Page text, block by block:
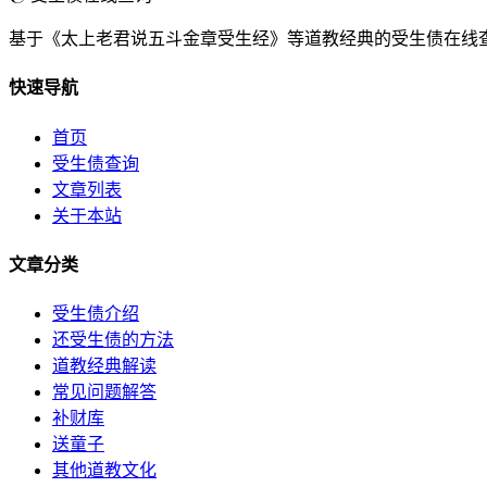
基于《太上老君说五斗金章受生经》等道教经典的受生债在线
快速导航
首页
受生债查询
文章列表
关于本站
文章分类
受生债介绍
还受生债的方法
道教经典解读
常见问题解答
补财库
送童子
其他道教文化